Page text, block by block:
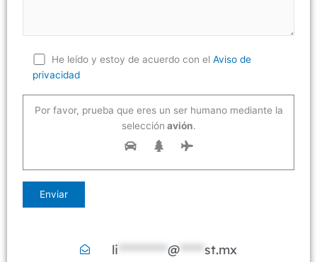
He leído y estoy de acuerdo con el Aviso de
privacidad
Por favor, prueba que eres un ser humano mediante la
selección avión.
li ********** @***** st.mx